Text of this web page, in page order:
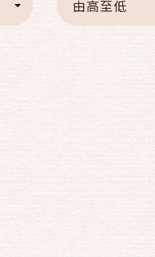
由高至低